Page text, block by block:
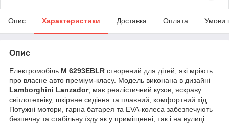
Опис Характеристики Доставка Оплата Умови
Опис
Електромобіль M 6293EBLR створений для дітей, які мріють
про власне авто преміум-класу. Модель виконана в дизайні
Lamborghini Lanzador, має реалістичний кузов, яскраву
світлотехніку, шкіряне сидіння та плавний, комфортний хід.
Потужні мотори, гарна батарея та EVA-колеса забезпечують
безпечну та стабільну їзду як у приміщенні, так і на вулиці.